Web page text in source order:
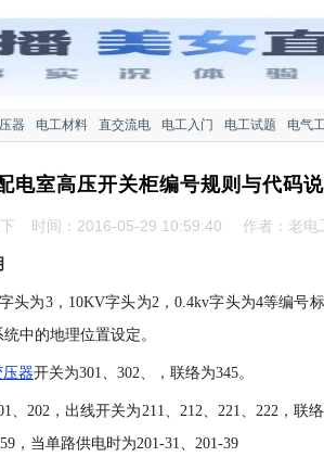
器 电工材料 直交流电 电工入门 电工试题 电气
电室高压开关柜编号规则与代码说
时间：2016-05-29 10:59:40 作者：老电
字头为3，10KV字头为2，0.4kv字头为4等编号
中的地理位置设定。
压器开关为301、302、，联络为345。
202，出线开关为211、212、221、222，联
，当单路供电时为201-31、201-39